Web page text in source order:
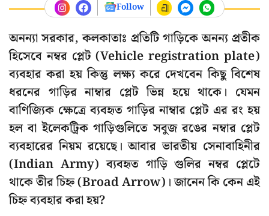
Follow
অনন্যা সরকার, কলকাতাঃ প্রতিটি গাড়িকে অনন্য প্রতীক
হিসেবে নম্বর প্লেট (Vehicle registration plate)
ব্যবহার করা হয় কিন্তু লক্ষ্য করে দেখবেন কিছু বিশেষ
ধরনের গাড়ির নাম্বার প্লেট ভিন্ন হয়ে থাকে। যেমন
বাণিজ্যিক ক্ষেত্রে ব্যবহৃত গাড়ির নাম্বার প্লেট এর রং হয়
হল বা ইলেকট্রিক গাড়িগুলিতে সবুজ রঙের নম্বার প্লেট
ব্যবহারের নিয়ম রয়েছে। আবার ভারতীয় সেনাবাহিনীর
(Indian Army) ব্যবহৃত গাড়ি গুলির নম্বর প্লেটে
থাকে তীর চিহ্ন (Broad Arrow)। জানেন কি কেন এই
চিহ্ন ব্যবহার করা হয়?